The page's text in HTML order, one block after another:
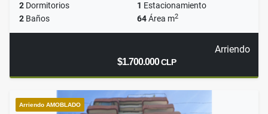
2 Dormitorios 1 Estacionamiento
2 Baños 64Área m2
Arriendo
$1.700.000CLP
Arriendo AMOBLADO